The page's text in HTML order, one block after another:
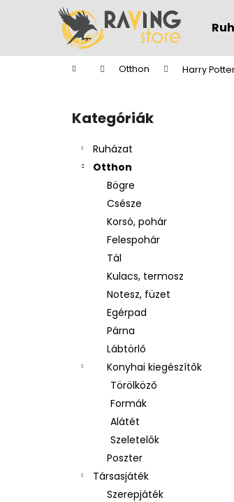
KezdőlapOtthon Harry
Kategóriák
átugrása
Kategóriák
Ruházat
Otthon
Bögre
Csésze
Korsó, pohár
Felespohár
Tál
Kulacs, termosz
Notesz, füzet
Egérpad
Párna
Lábtörlő
Konyhai kiegészítők
Törölköző
Formák
Alátét
Szeletelők
Poszter
Társasjáték
Szerepjáték
á
Vissza
a boltba
Vissza
a boltba